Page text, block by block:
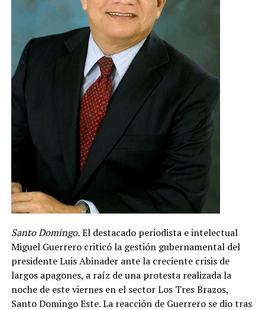
Santo Domingo.El destacado periodista e intelectual
Miguel Guerrero criticó la gestión gubernamental del
presidente Luis Abinader ante la creciente crisis de
largos apagones, a raíz de una protesta realizada la
noche de este viernes en el sector Los Tres Brazos,
Santo Domingo Este. La reacción de Guerrero se dio tras